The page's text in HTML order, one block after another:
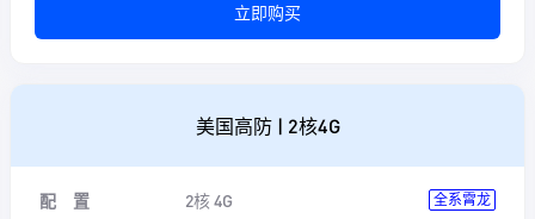
立即购买
美国高防 | 2核4G
配 置 2核 4G 全系霄龙